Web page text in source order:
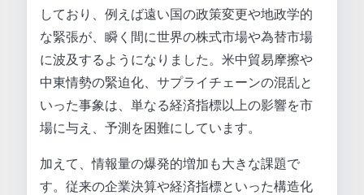
しており、例えば遠い国の政策変更や地政学的
な緊張が、瞬く間に世界の株式市場や為替市場
に波及するようになりました。米中貿易摩擦や
中東情勢の緊迫化、サプライチェーンの混乱と
いった事象は、単なる経済指標以上の影響を市
場に与え、予測を困難にしています。
加えて、情報量の爆発的増加も大きな課題で
す。従来の企業決算や経済指標といった構造化